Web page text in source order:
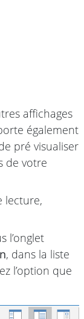
affichages
également
pré visualiser
de votre
lecture,
l’onglet
, dans la liste
l’option que